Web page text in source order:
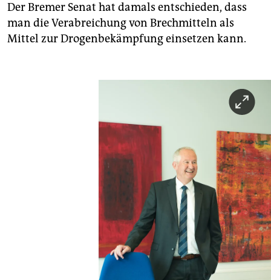
Der Bremer Senat hat damals entschieden, dass
man die Verabreichung von Brechmitteln als
Mittel zur Drogenbekämpfung einsetzen kann.